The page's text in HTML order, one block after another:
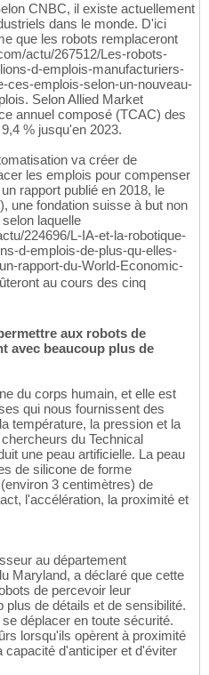
CNBC, il existe actuellement
dans le monde. D'ici
que les robots remplaceront
actu/267512/Les-robots-
d-emplois-manufacturiers-
ces-emplois-selon-un-nouveau-
Selon Allied Market
annuel composé (TCAC) des
% jusqu'en 2023.
va créer de
les emplois pour compenser
rapport publié en 2018, le
une fondation suisse à but non
laquelle
224696/L-IA-et-la-robotique-
d-emplois-de-plus-qu-elles-
rapport-du-World-Economic-
au cours des cinq
aux robots de
avec beaucoup plus de
du corps humain, et elle est
qui nous fournissent des
température, la pression et la
du Technical
une peau artificielle. La peau
de silicone de forme
3 centimètres) de
l'accélération, la proximité et
au département
Maryland, a déclaré que cette
de percevoir leur
de détails et de sensibilité.
déplacer en toute sécurité.
lorsqu'ils opèrent à proximité
capacité d'anticiper et d'éviter